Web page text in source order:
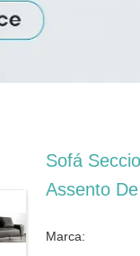
Sofá
Assento
Marca: